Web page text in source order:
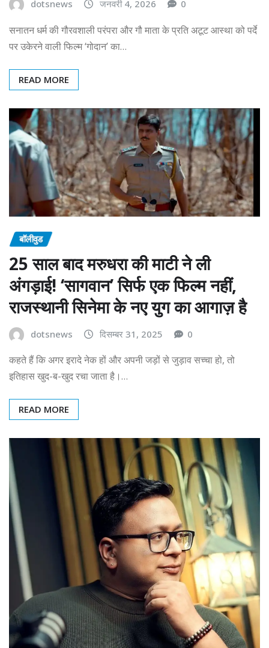
dotsnews जनवरी 4, 2026 0
सनातन धर्म की गौरवशाली परंपरा और गौ माता के प्रति अटूट आस्था को पर्दे
पर उकेरने वाली फिल्म ‘गोदान’ का…
READ MORE
बॉलीवुड
25 साल बाद मरुधरा की माटी ने ली
अंगड़ाई! ‘सागवान’ सिर्फ एक फिल्म नहीं,
राजस्थानी सिनेमा के नए युग का आगाज़ है
dotsnews दिसम्बर 31, 2025 0
कहते हैं कि अगर इरादे नेक हों और अपनी जड़ों से जुड़ाव सच्चा हो, तो
इतिहास खुद-ब-खुद रचा जाता है।…
READ MORE